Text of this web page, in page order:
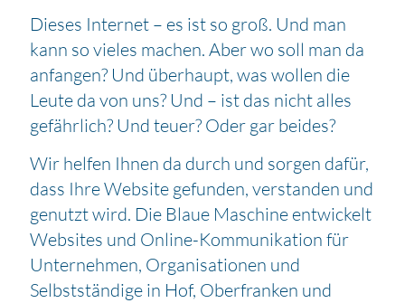
Dieses Internet – es ist so groß. Und man
kann so vieles machen. Aber wo soll man da
anfangen? Und überhaupt, was wollen die
Leute da von uns? Und – ist das nicht alles
gefährlich? Und teuer? Oder gar beides?
Wir helfen Ihnen da durch und sorgen dafür,
dass Ihre Website gefunden, verstanden und
genutzt wird. Die Blaue Maschine entwickelt
Websites und Online-Kommunikation für
Unternehmen, Organisationen und
Selbstständige in Hof, Oberfranken und